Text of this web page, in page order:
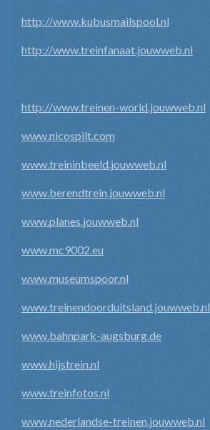
http://www.kubusmailspool.nl
http://www.treinfanaat.jouwweb.nl
http://www.treinen-world.jouwweb.nl
www.nicospilt.com
www.treininbeeld.jouwweb.nl
www.berendtrein.jouwweb.nl
www.planes.jouwweb.nl
www.mc9002.eu
www.museumspoor.nl
www.treinendoorduitsland.jouwweb.nl
www.bahnpark-augsburg.de
www.hijstrein.nl
www.treinfotos.nl
www.nederlandse-treinen.jouwweb.nl